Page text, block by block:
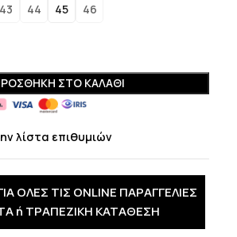
43 44 45 46
ΣΤΟ ΚΑΛΆΘΙ
λίστα επιθυμιών
ΟΛΕΣ ΤΙΣ ONLINE ΠΑΡΑΓΓΕΛΙΕΣ
ή ΤΡΑΠΕΖΙΚΗ ΚΑΤΑΘΕΣΗ